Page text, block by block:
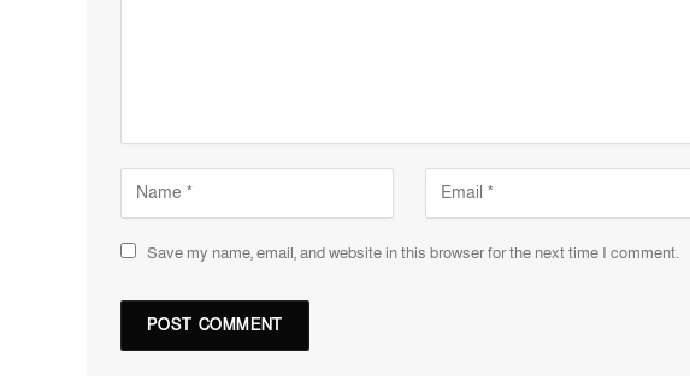
Save my name, email, and website in this browser for the next time I comment.